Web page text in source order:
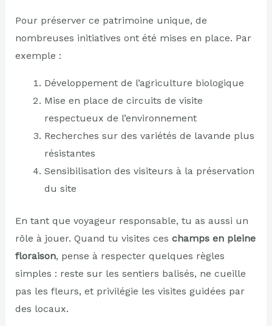
Pour préserver ce patrimoine unique, de
nombreuses initiatives ont été mises en place. Par
exemple :
Développement de l’agriculture biologique
Mise en place de circuits de visite
respectueux de l’environnement
Recherches sur des variétés de lavande plus
résistantes
Sensibilisation des visiteurs à la préservation
du site
En tant que voyageur responsable, tu as aussi un
rôle à jouer. Quand tu visites ces champs en pleine
floraison, pense à respecter quelques règles
simples : reste sur les sentiers balisés, ne cueille
pas les fleurs, et privilégie les visites guidées par
des locaux.